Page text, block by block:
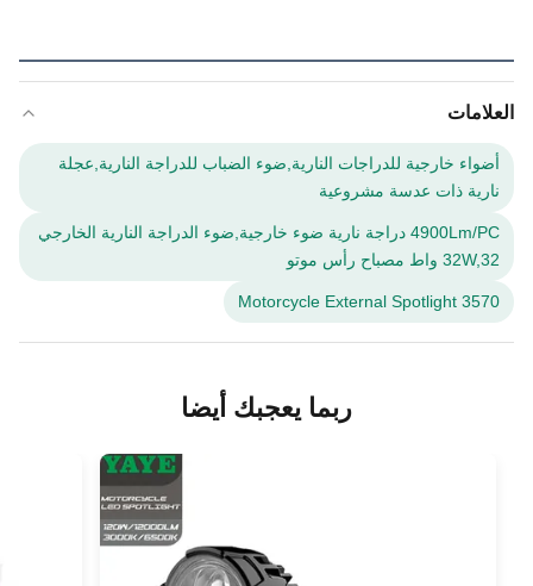
العلامات
أضواء خارجية للدراجات النارية,ضوء الضباب للدراجة النارية,عجلة
نارية ذات عدسة مشروعية
4900Lm/PC دراجة نارية ضوء خارجية,ضوء الدراجة النارية الخارجي
32W,32 واط مصباح رأس موتو
3570 Motorcycle External Spotlight
ربما يعجبك أيضا